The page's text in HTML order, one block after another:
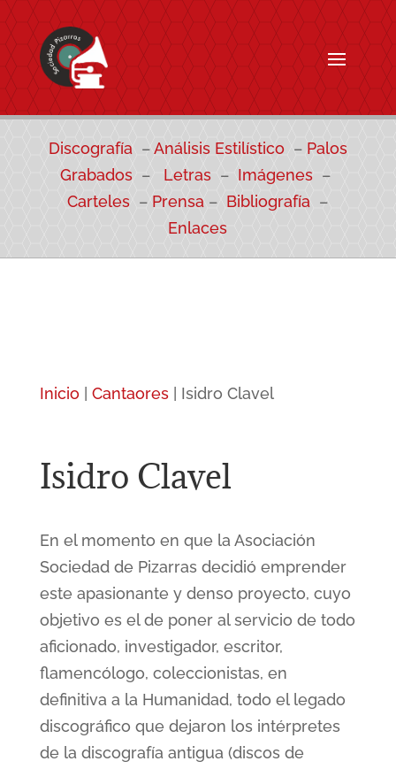
Discografía –Análisis Estilístico – Palos
Grabados – Letras – Imágenes –
Carteles – Prensa – Bibliografía –
Enlaces
Inicio Cantaores| Isidro Clavel
Isidro Clavel
En el momento en que la Asociación
Sociedad de Pizarras decidió emprender
este apasionante y denso proyecto, cuyo
objetivo es el de poner al servicio de todo
aficionado, investigador, escritor,
flamencólogo, coleccionistas, en
definitiva a la Humanidad, todo el legado
discográfico que dejaron los intérpretes
de la discografía antigua (discos de